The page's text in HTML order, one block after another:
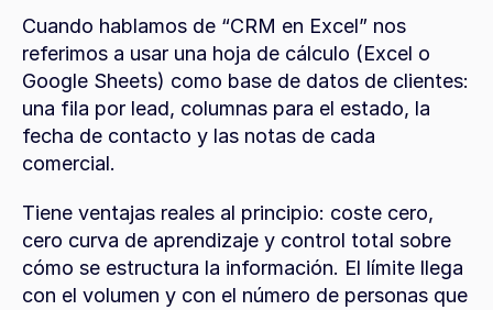
Cuando hablamos de “CRM en Excel” nos
referimos a usar una hoja de cálculo (Excel o
Google Sheets) como base de datos de clientes:
una fila por lead, columnas para el estado, la
fecha de contacto y las notas de cada
comercial.
Tiene ventajas reales al principio: coste cero,
cero curva de aprendizaje y control total sobre
cómo se estructura la información. El límite llega
con el volumen y con el número de personas que